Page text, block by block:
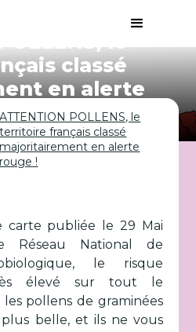
le
classé
en alerte
ATTENTION POLLENS, le
territoire français classé
majoritairement en alerte
rouge !
carte publiée le 29 Mai
Réseau National de
le risque
élevé sur tout le
pollens de graminées
belle, et ils ne vous